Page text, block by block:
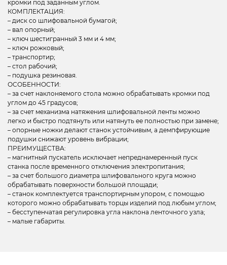
кромки под заданным углом.
КОМПЛЕКТАЦИЯ:
– диск со шлифовальной бумагой;
– вал опорный;
– ключ шестигранный 3 мм и 4 мм;
– ключ рожковый;
– транспортир;
– стол рабочий;
– подушка резиновая.
ОСОБЕННОСТИ:
– за счет наклоняемого стола можно обрабатывать кромки под
углом до 45 градусов;
– за счет механизма натяжения шлифовальной ленты можно
легко и быстро подтянуть или натянуть ее полностью при замене;
– опорные ножки делают станок устойчивым, а демпфирующие
подушки снижают уровень вибрации;
ПРЕИМУЩЕСТВА:
– магнитный пускатель исключает непреднамеренный пуск
станка после временного отключения электропитания;
– за счет большого диаметра шлифовального круга можно
обрабатывать поверхности большой площади;
– станок комплектуется транспортирным упором, с помощью
которого можно обрабатывать торцы изделий под любым углом;
– бесступенчатая регулировка угла наклона ленточного узла;
– малые габариты.